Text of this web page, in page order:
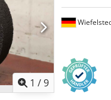
1 /9